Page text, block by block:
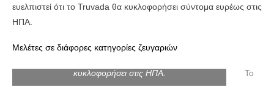
ευελπιστεί ότι το Truvada θα κυκλοφορήσει σύντομα ευρέως στις
ΗΠΑ.
Μελέτες σε διάφορες κατηγορίες ζευγαριών
κυκλοφορήσει στις ΗΠΑ.
To